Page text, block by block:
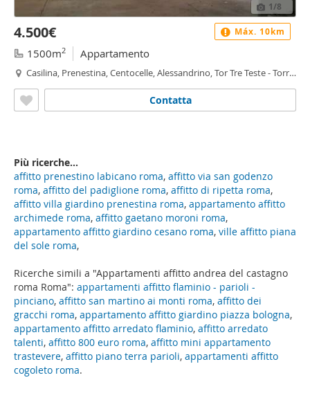
Ricerche simili a "Appartamenti affitto andrea del castagno
roma Roma": appartamenti affitto flaminio - parioli -
pinciano, affitto san martino ai monti roma, affitto dei
gracchi roma, appartamento affitto giardino piazza bologna,
appartamento affitto arredato flaminio, affitto arredato
talenti, affitto 800 euro roma, affitto mini appartamento
trastevere, affitto piano terra parioli, appartamenti affitto
cogoleto roma.
1/8
4.500€
1500m2 Appartamento
Casilina, Prenestina, Centocelle, Alessandrino, Tor Tre Teste - Torre
Contatta
Máx. 10km
Più ricerche...
affitto prenestino labicano roma, affitto via san godenzo
roma, affitto del padiglione roma, affitto di ripetta roma,
affitto villa giardino prenestina roma, appartamento affitto
archimede roma, affitto gaetano moroni roma,
appartamento affitto giardino cesano roma, ville affitto piana
del sole roma,